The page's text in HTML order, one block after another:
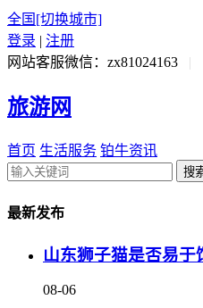
全国 [切换城市]
登录 | 注册
网站客服微信：zx81024163
|
旅游网
首页 生活服务 铂牛资讯
搜
最新发布
山东狮子猫是否易
08-06